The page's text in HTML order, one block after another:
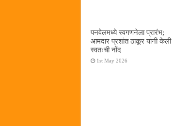
पनवेलमध्ये स्वगणनेला प्रारंभ;
आमदार प्रशांत ठाकूर यांनी केली
स्वतःची नोंद
1st May 2026